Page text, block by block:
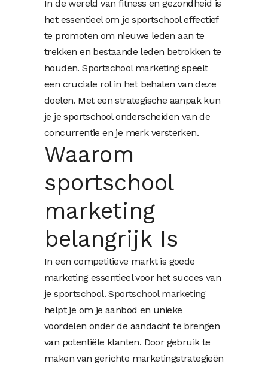
In de wereld van fitness en gezondheid is
het essentieel om je sportschool effectief
te promoten om nieuwe leden aan te
trekken en bestaande leden betrokken te
houden. Sportschool marketing speelt
een cruciale rol in het behalen van deze
doelen. Met een strategische aanpak kun
je je sportschool onderscheiden van de
concurrentie en je merk versterken.
Waarom
sportschool
marketing
belangrijk Is
In een competitieve markt is goede
marketing essentieel voor het succes van
je sportschool.Sportschool marketing
helpt je om je aanbod en unieke
voordelen onder de aandacht te brengen
van potentiële klanten. Door gebruik te
maken van gerichte marketingstrategieën